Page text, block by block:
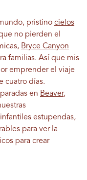
prístino cielos
no pierden el
Bryce Canyon
familias. Así que mis
emprender el viaje
cuatro días.
en Beaver,
estupendas,
para ver la
para crear